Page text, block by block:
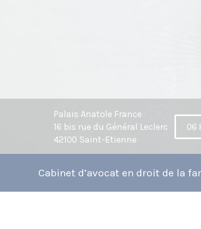
Palais Anatole France
16 bis rue du Général Leclerc
42100 Saint-Etienne
06
Cabinet d’avocat en droit de la